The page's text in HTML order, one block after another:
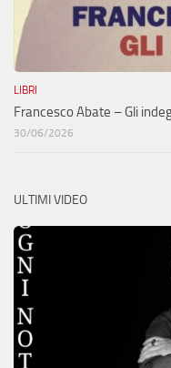
LIBRI
Francesco Abate – Gli
30/06/2026
ULTIMI VIDEO